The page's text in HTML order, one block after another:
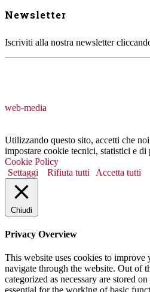
Newsletter
Iscriviti alla nostra newsletter
web-media
Utilizzando questo sito, accetti che
impostare cookie tecnici, statistici e di
Cookie Policy
Settaggi
Rifiuta tutti Accetta tutti
Chiudi
Privacy Overview
This website uses cookies to
navigate through the website. Out of
categorized as necessary are stored